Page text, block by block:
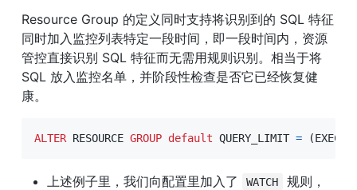
Resource Group 的定义同时支持将识别到的 SQL 特征
同时加入监控列表特定一段时间，即一段时间内，资源
管控直接识别 SQL 特征而无需用规则识别。相当于将
SQL 放入监控名单，并阶段性检查是否它已经恢复健
康。
ALTER RESOURCE GROUP default QUERY_LIMIT = (
上述例子里，我们向配置里加入了 WATCH
规则，